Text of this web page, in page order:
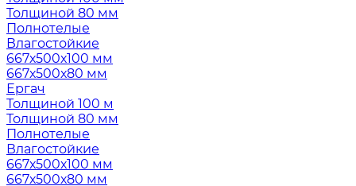
Толщиной 80 мм
Полнотелые
Влагостойкие
667х500х100 мм
667х500х80 мм
Ергач
Толщиной 100 м
Толщиной 80 мм
Полнотелые
Влагостойкие
667х500х100 мм
667х500х80 мм